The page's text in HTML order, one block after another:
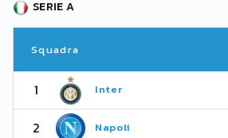
SERIE A
Squadra
1 Inter
2 Napoli